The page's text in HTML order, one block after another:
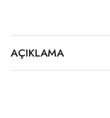
AÇIKLAMA